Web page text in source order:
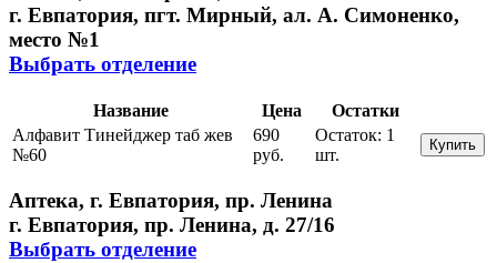
г. Евпатория, пгт. Мирный, ал. А. Симоненко,
место №1
Выбрать отделение
Название Цена
Остатки
Алфавит Тинейджер таб жев
№60
690
руб.
Остаток: 1
шт.
Купить
Аптека, г. Евпатория, пр. Ленина
г. Евпатория, пр. Ленина, д. 27/16
Выбрать отделение